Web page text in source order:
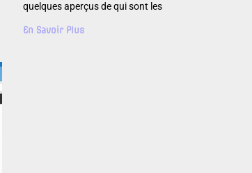
quelques aperçus de qui sont les
En Savoir Plus